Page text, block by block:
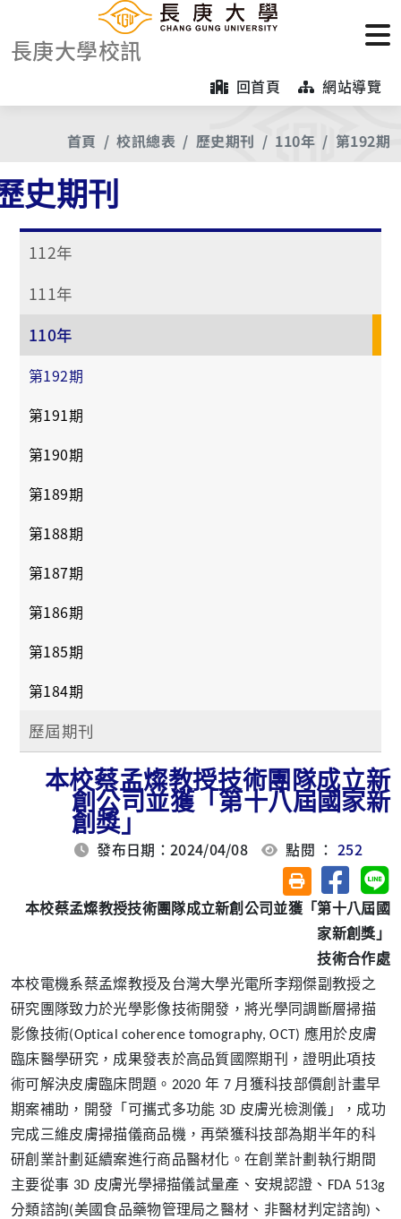
長庚大學校訊
回首頁 網站導覽
首頁 校訊總表 歷史期刊 110年 第192期
史期刊
112年
111年
110年
第192期
第191期
第190期
第189期
第188期
第187期
第186期
第185期
第184期
歷屆期刊
本校蔡孟燦教授技術團隊成立新
創公司並獲「第十八屆國家新
創獎」
發布日期：2024/04/08 點閱 ：252
友善列印(另開視
分享至
本校蔡孟燦教授技術團隊成立新創公司並獲「第十八屆國
家新創獎」
技術合作處
本校電機系蔡孟燦教授及台灣大學光電所李翔傑副教授之
研究團隊致力於光學影像技術開發，將光學同調斷層掃描
影像技術(Optical coherence tomography, OCT) 應用於皮膚
臨床醫學研究，成果發表於高品質國際期刊，證明此項技
術可解決皮膚臨床問題。2020 年 7 月獲科技部價創計畫早
期案補助，開發「可攜式多功能 3D 皮膚光檢測儀」，成功
完成三維皮膚掃描儀商品機，再榮獲科技部為期半年的科
研創業計劃延續案進行商品醫材化。在創業計劃執行期間
主要從事 3D 皮膚光學掃描儀試量產、安規認證、FDA 513g
分類諮詢(美國食品藥物管理局之醫材、非醫材判定諮詢)、